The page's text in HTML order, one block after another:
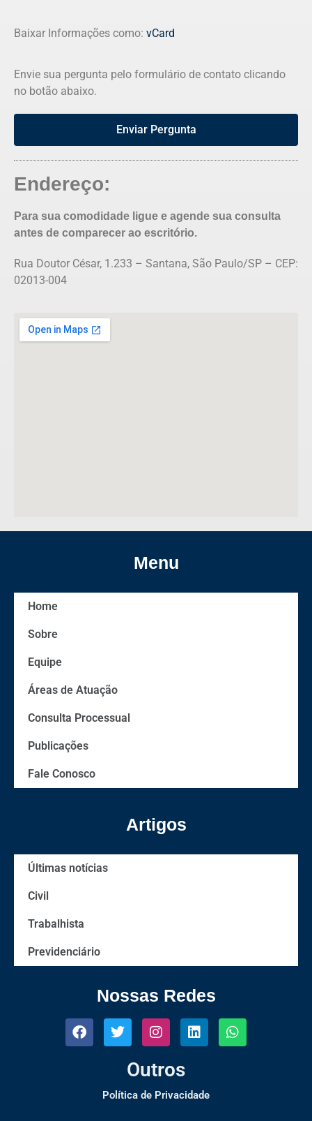
Baixar Informações como: vCard
Envie sua pergunta pelo formulário de contato clicando
no botão abaixo.
Enviar Pergunta
Endereço:
Para sua comodidade ligue e agende sua consulta
antes de comparecer ao escritório.
Rua Doutor César, 1.233 – Santana, São Paulo/SP – CEP:
02013-004
Menu
Home
Sobre
Equipe
Áreas de Atuação
Consulta Processual
Publicações
Fale Conosco
Artigos
Últimas notícias
Civil
Trabalhista
Previdenciário
Nossas Redes
Outros
Política de Privacidade